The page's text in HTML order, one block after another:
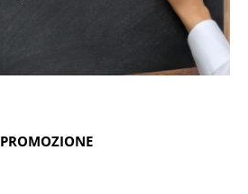
PROMOZIONE